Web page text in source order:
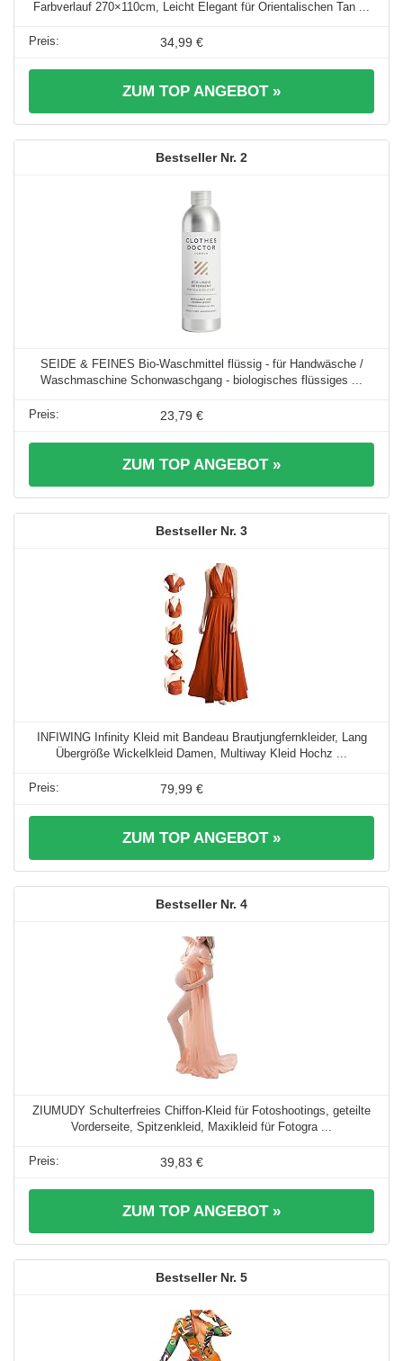
Farbverlauf 270×110cm, Leicht Elegant für Orientalischen Tan ...
34,99 €
ZUM TOP ANGEBOT »
2
SEIDE & FEINES Bio-Waschmittel flüssig - für Handwäsche /
Waschmaschine Schonwaschgang - biologisches flüssiges ...
23,79 €
ZUM TOP ANGEBOT »
3
INFIWING Infinity Kleid mit Bandeau Brautjungfernkleider, Lang
Übergröße Wickelkleid Damen, Multiway Kleid Hochz ...
79,99 €
ZUM TOP ANGEBOT »
4
ZIUMUDY Schulterfreies Chiffon-Kleid für Fotoshootings, geteilte
Vorderseite, Spitzenkleid, Maxikleid für Fotogra ...
39,83 €
ZUM TOP ANGEBOT »
5